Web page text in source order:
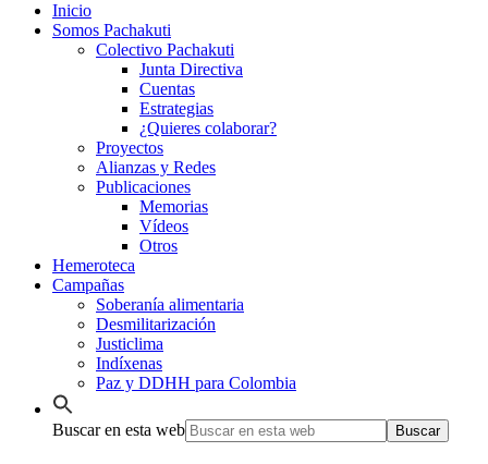
Inicio
Somos Pachakuti
Colectivo Pachakuti
Junta Directiva
Cuentas
Estrategias
¿Quieres colaborar?
Proyectos
Alianzas y Redes
Publicaciones
Memorias
Vídeos
Otros
Hemeroteca
Campañas
Soberanía alimentaria
Desmilitarización
Justiclima
Indíxenas
Paz y DDHH para Colombia
Buscar en esta web